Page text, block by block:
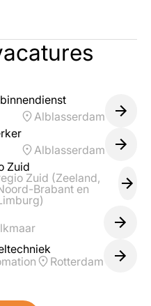
Alblasserdam
Alblasserdam
Zuid
Zuid (Zeeland,
Brabant en
Rotterdam